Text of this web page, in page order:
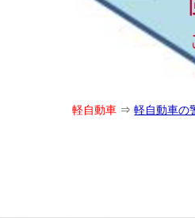
軽自動車 ⇒軽自動車の